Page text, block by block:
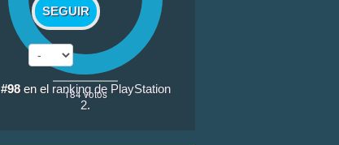
SEGUIR
184votos
#98en el ranking de PlayStation
2.